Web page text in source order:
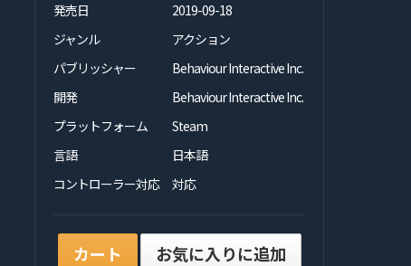
発売日
2019-09-18
ジャンル
アクション
パブリッシャー
Behaviour Interactive Inc.
開発
Behaviour Interactive Inc.
プラットフォーム
Steam
言語
日本語
コントローラー対応
対応
カート お気に入りに追加